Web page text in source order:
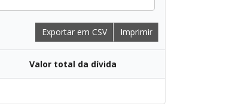
Exportar em CSV Imprimir
Valor total da dívida